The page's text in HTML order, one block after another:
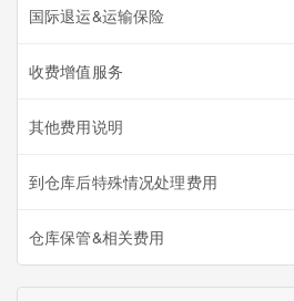
国际退运&运输保险
收费增值服务
其他费用说明
到仓库后特殊情况处理费用
仓库保管&相关费用